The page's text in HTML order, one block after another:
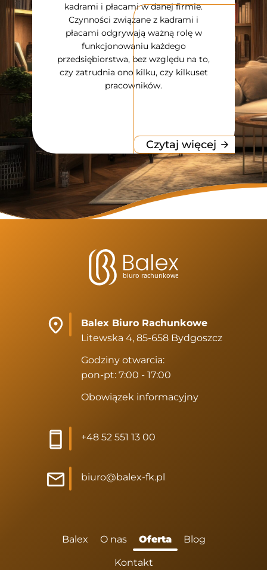
i
kadrami i płacami w danej firmie.
Czynności związane z kadrami i
płacami odgrywają ważną rolę w
funkcjonowaniu każdego
przedsiębiorstwa, bez względu na to,
czy zatrudnia ono kilku, czy kilkuset
pracowników.
Czytaj więcej
Balex Biuro Rachunkowe
Litewska 4, 85-658 Bydgoszcz
Godziny otwarcia:
pon-pt: 7:00 - 17:00
Obowiązek informacyjny
+48 52 551 13 00
biuro@balex-fk.pl
Balex O nas Oferta Blog
Kontakt